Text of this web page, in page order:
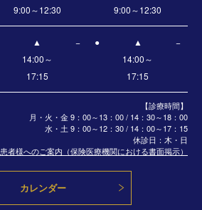
【診療時間】
月・火・金 9：00～13：00 / 14：30～18：00
水・土 9：00～12：30 / 14：00～17：15
休診日：木・日
患者様へのご案内（保険医療機関における書面掲示）
9:00～12:30
9:00～12:30
▲
14:00～
17:15
− ●
▲
14:00～
17:15
−
カレンダー